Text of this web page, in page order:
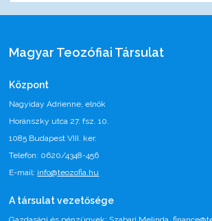
Magyar Teozófiai Társulat
Központ
Nagyiday Adrienne, elnök
Horánszky utca 27. fsz. 10.
1085 Budapest VIII. ker.
Telefon: 0620/4348-456
E-mail: info@teozofia.hu
A társulat vezetősége